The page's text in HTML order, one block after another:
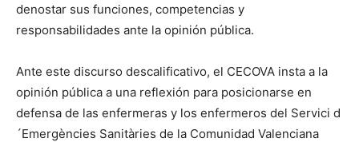
denostar sus funciones, competencias y
responsabilidades ante la opinión pública.
Ante este discurso descalificativo, el CECOVA insta a la
opinión pública a una reflexión para posicionarse en
defensa de las enfermeras y los enfermeros del Servici d
´Emergències Sanitàries de la Comunidad Valenciana